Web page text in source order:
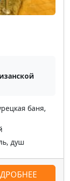
баня,
душ